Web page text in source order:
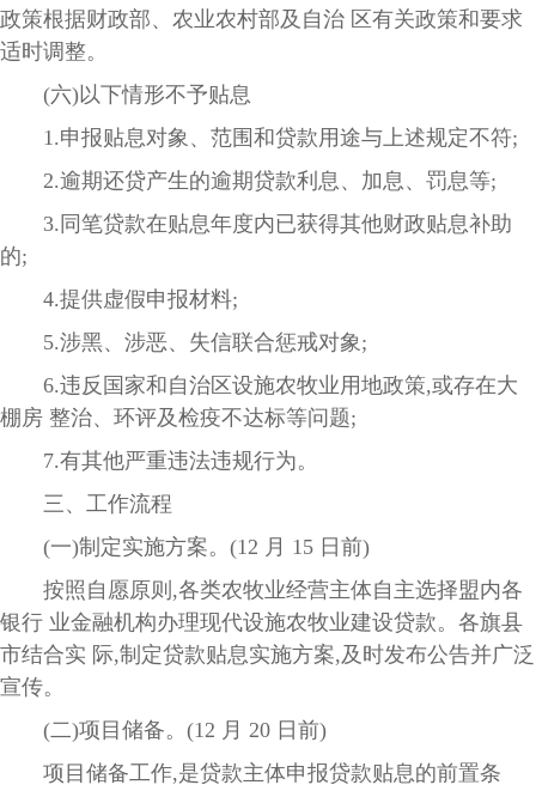
政策根据财政部、农业农村部及自治 区有关政策和要求
适时调整。
(六)以下情形不予贴息
1.申报贴息对象、范围和贷款用途与上述规定不符;
2.逾期还贷产生的逾期贷款利息、加息、罚息等;
3.同笔贷款在贴息年度内已获得其他财政贴息补助
的;
4.提供虚假申报材料;
5.涉黑、涉恶、失信联合惩戒对象;
6.违反国家和自治区设施农牧业用地政策,或存在大
棚房 整治、环评及检疫不达标等问题;
7.有其他严重违法违规行为。
三、工作流程
(一)制定实施方案。(12 月 15 日前)
按照自愿原则,各类农牧业经营主体自主选择盟内各
银行 业金融机构办理现代设施农牧业建设贷款。各旗县
市结合实 际,制定贷款贴息实施方案,及时发布公告并广泛
宣传。
(二)项目储备。(12 月 20 日前)
项目储备工作,是贷款主体申报贷款贴息的前置条